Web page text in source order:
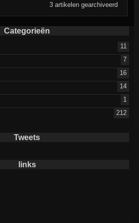
3 artikelen gearchiveerd
Categorieën
11
7
16
14
1
212
Tweets
links